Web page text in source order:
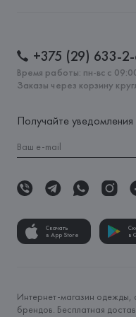
+375 (29) 633-
Время работы: пн-вс с
Заказы через корзину
Получайте
Скачать
в App Store
в
Интернет-магазин одежды,
брендов. Бесплатная